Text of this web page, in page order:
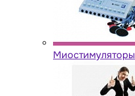
Миостимуляторы